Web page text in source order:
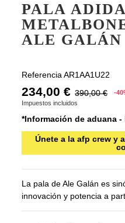
PALA
ALE GALÁN
Referencia AR1AA1U22
234,00 € 390,00 €
-
Impuestos incluidos
*Información de aduana -
Únete a la afp crew y
La pala de Ale Galán es
innovación y potencia a